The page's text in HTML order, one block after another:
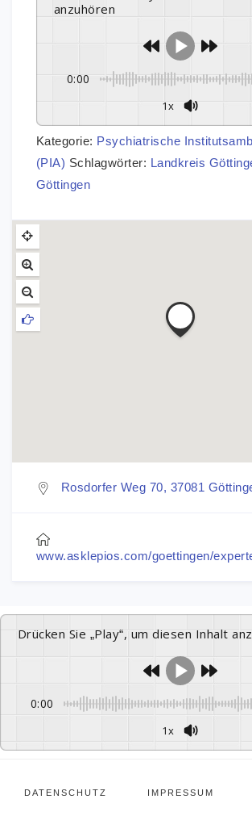
anzuhören
0:00
1x
Kategorie: Psychiatrische
(PIA) Schlagwörter: Landkreis
Göttingen
Rosdorfer Weg 70, 37081
www.asklepios.com/goettingen/
Drücken Sie „Play“, um diesen Inhalt
0:00
1x
DATENSCHUTZ IMPRESSUM